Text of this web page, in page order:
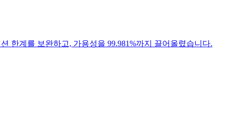
한계를 보완하고, 가용성을 99.981%까지 끌어올렸습니다.